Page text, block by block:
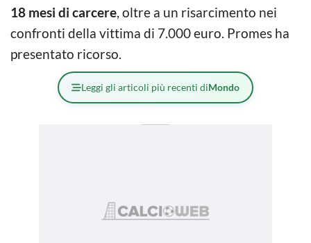
18 mesi di carcere, oltre a un risarcimento nei
confronti della vittima di 7.000 euro. Promes ha
presentato ricorso.
Leggi gli articoli più recenti diMondo